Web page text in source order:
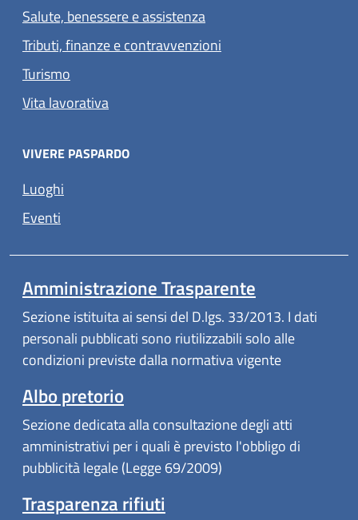
Salute, benessere e assistenza
Tributi, finanze e contravvenzioni
Turismo
Vita lavorativa
VIVERE PASPARDO
Luoghi
Eventi
Amministrazione Trasparente
Sezione istituita ai sensi del D.lgs. 33/2013. I dati
personali pubblicati sono riutilizzabili solo alle
condizioni previste dalla normativa vigente
Albo pretorio
Sezione dedicata alla consultazione degli atti
amministrativi per i quali è previsto l'obbligo di
pubblicità legale (Legge 69/2009)
Trasparenza rifiuti